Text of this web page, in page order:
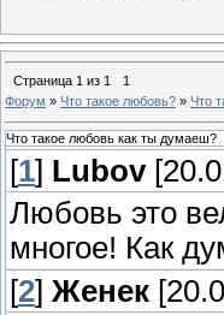
Страница 1 из 1
1
Форум » Что такое любовь? » Что
Что такое любовь как ты думаеш?
[1] Lubov
Любовь это
многое! Как
[2] Женек